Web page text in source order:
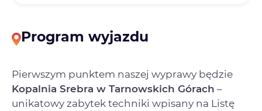
Program wyjazdu
Pierwszym punktem naszej wyprawy będzie
Kopalnia Srebra w Tarnowskich Górach –
unikatowy zabytek techniki wpisany na Listę